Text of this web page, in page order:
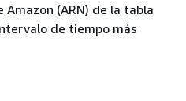
Amazon (ARN) de la tabla
de tiempo más